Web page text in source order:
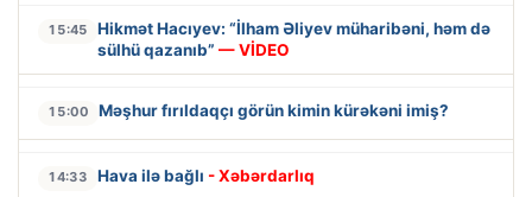
15:45
Hikmət Hacıyev: “İlham Əliyev müharibəni, həm də
sülhü qazanıb” — VİDEO
15:00 Məşhur fırıldaqçı görün kimin kürəkəni imiş?
14:33 Hava ilə bağlı - Xəbərdarlıq